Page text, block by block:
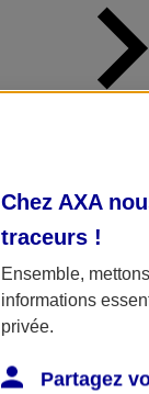
Chez AXA
traceurs !
Ensemble,
informations
privée.
Partagez